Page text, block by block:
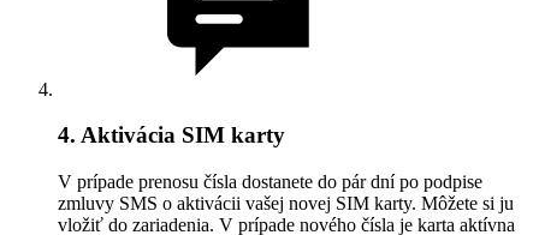
4. Aktivácia SIM karty
V prípade prenosu čísla dostanete do pár dní po podpise
zmluvy SMS o aktivácii vašej novej SIM karty. Môžete si ju
vložiť do zariadenia. V prípade nového čísla je karta aktívna